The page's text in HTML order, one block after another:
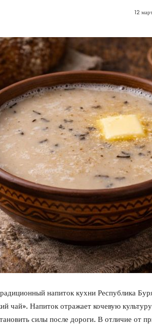
12
напиток кухни Республика
чай». Напиток отражает кочевую
силы после дороги. В отличие от